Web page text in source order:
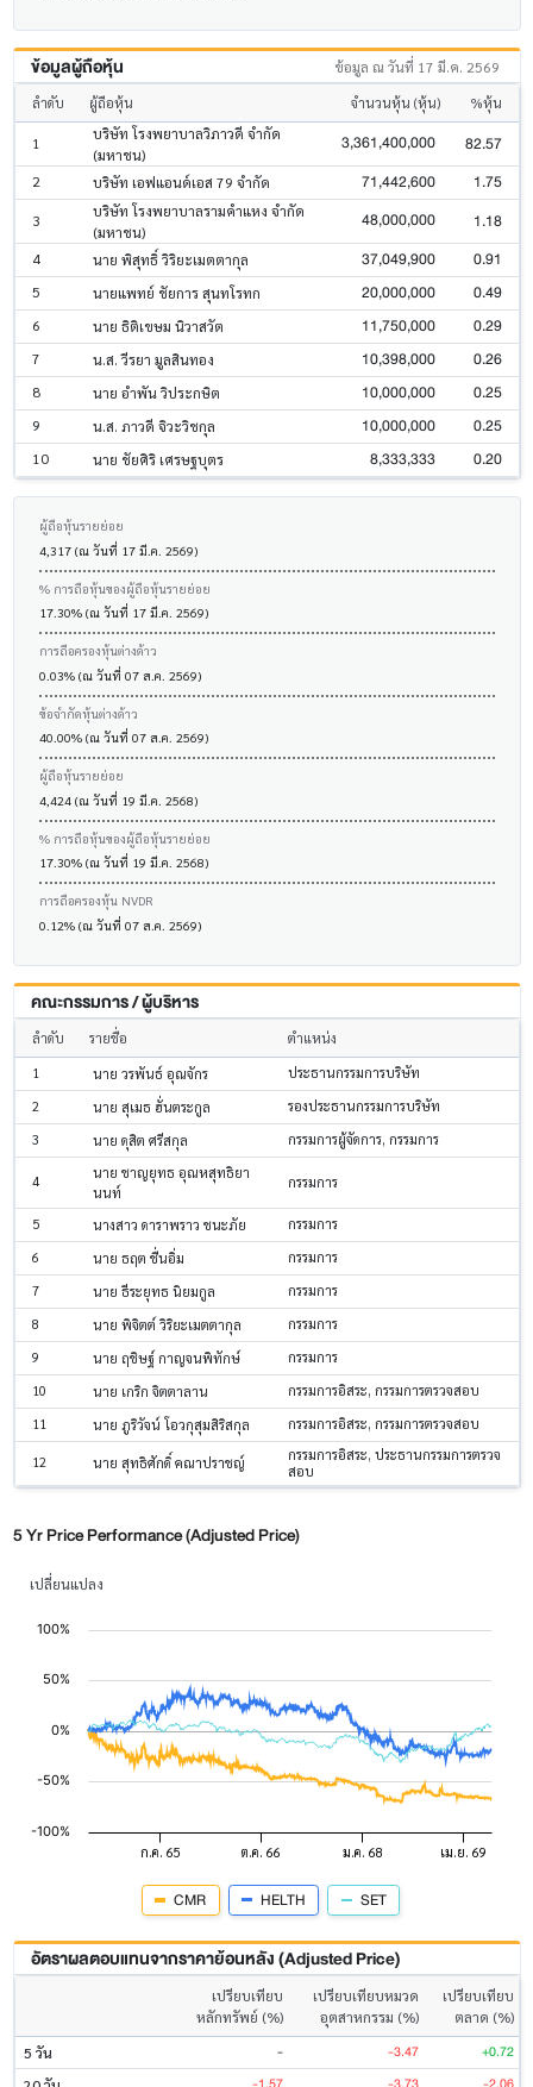
ข้อมูลผู้ถือหุ้น ข้อมูล ณ วันที่ 17 มี.ค. 2569
ลำดับ ผู้ถือหุ้น จำนวนหุ้น (หุ้น) %หุ้น
1
บริษัท โรงพยาบาลวิภาวดี จำกัด
(มหาชน)
3,361,400,000 82.57
2 บริษัท เอฟแอนด์เอส 79 จำกัด 71,442,600 1.75
3
บริษัท โรงพยาบาลรามคำแหง จำกัด
(มหาชน)
48,000,000 1.18
4 นาย พิสุทธิ์ วิริยะเมตตากุล 37,049,900 0.91
5 นายแพทย์ ชัยการ สุนทโรทก 20,000,000 0.49
6 นาย ธิติเขษม นิวาสวัต 11,750,000 0.29
7 น.ส. วีรยา มูลสินทอง 10,398,000 0.26
8 นาย อำพัน วิประกษิต 10,000,000 0.25
9 น.ส. ภาวดี จิวะวิชกุล 10,000,000 0.25
10 นาย ชัยศิริ เศรษฐบุตร 8,333,333 0.20
ผู้ถือหุ้นรายย่อย
4,317 (ณ วันที่ 17 มี.ค. 2569)
% การถือหุ้นของผู้ถือหุ้นรายย่อย
17.30% (ณ วันที่ 17 มี.ค. 2569)
การถือครองหุ้นต่างด้าว
0.03% (ณ วันที่ 07 ส.ค. 2569)
ข้อจำกัดหุ้นต่างด้าว
40.00% (ณ วันที่ 07 ส.ค. 2569)
ผู้ถือหุ้นรายย่อย
4,424 (ณ วันที่ 19 มี.ค. 2568)
% การถือหุ้นของผู้ถือหุ้นรายย่อย
17.30% (ณ วันที่ 19 มี.ค. 2568)
การถือครองหุ้น NVDR
0.12% (ณ วันที่ 07 ส.ค. 2569)
คณะกรรมการ / ผู้บริหาร
ลำดับ รายชื่อ
ตำแหน่ง
1
นาย วรพันธ์ อุณจักร
ประธานกรรมการบริษัท
2
นาย สุเมธ ฮั่นตระกูล
รองประธานกรรมการบริษัท
3
นาย ดุสิต ศรีสกุล กรรมการผู้จัดการ, กรรมการ
4
นาย ชาญยุทธ อุณหสุทธิยา
นนท์
กรรมการ
5 นางสาว ดาราพราว ชนะภัย
กรรมการ
6
นาย ธฤต ชื่นอิ่ม
กรรมการ
7
นาย ธีระยุทธ นิยมกูล
กรรมการ
8
นาย พิจิตต์ วิริยะเมตตากุล
กรรมการ
9
นาย ฤชิษฐ์ กาญจนพิทักษ์
กรรมการ
10
นาย เกริก จิตตาลาน
กรรมการอิสระ, กรรมการตรวจสอบ
11
นาย ภูริวัจน์ โอวกุสุมสิริสกุล กรรมการอิสระ, กรรมการตรวจสอบ
12 นาย สุทธิศักดิ์ คณาปราชญ์
กรรมการอิสระ, ประธานกรรมการตรวจ
สอบ
5 Yr Price Performance (Adjusted Price)
เปลี่ยนแปลง
CMR HELTH SET
อัตราผลตอบแทนจากราคาย้อนหลัง (Adjusted Price)
เปรียบเทียบ
หลักทรัพย์ (%)
เปรียบเทียบหมวด
อุตสาหกรรม (%)
เปรียบเทียบ
ตลาด (%)
5 วัน
- -3.47 +0.72